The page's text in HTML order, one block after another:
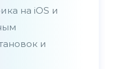
на iOS и
и